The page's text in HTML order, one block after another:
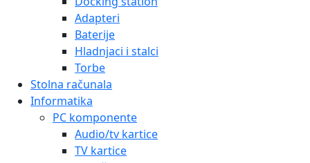
Adapteri
Baterije
Hladnjaci i stalci
Torbe
Stolna računala
Informatika
PC komponente
Audio/tv kartice
TV kartice